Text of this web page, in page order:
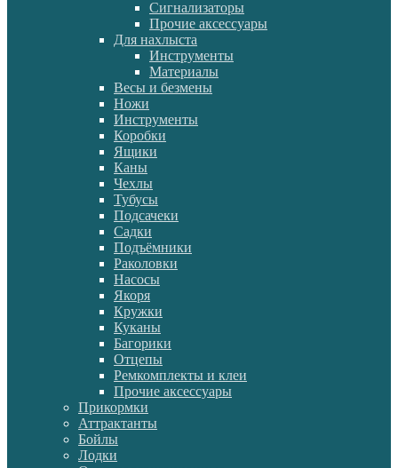
Сигнализаторы
Прочие аксессуары
Для нахлыста
Инструменты
Материалы
Весы и безмены
Ножи
Инструменты
Коробки
Ящики
Каны
Чехлы
Тубусы
Подсачеки
Садки
Подъёмники
Раколовки
Насосы
Якоря
Кружки
Куканы
Багорики
Отцепы
Ремкомплекты и клеи
Прочие аксессуары
Прикормки
Аттрактанты
Бойлы
Лодки